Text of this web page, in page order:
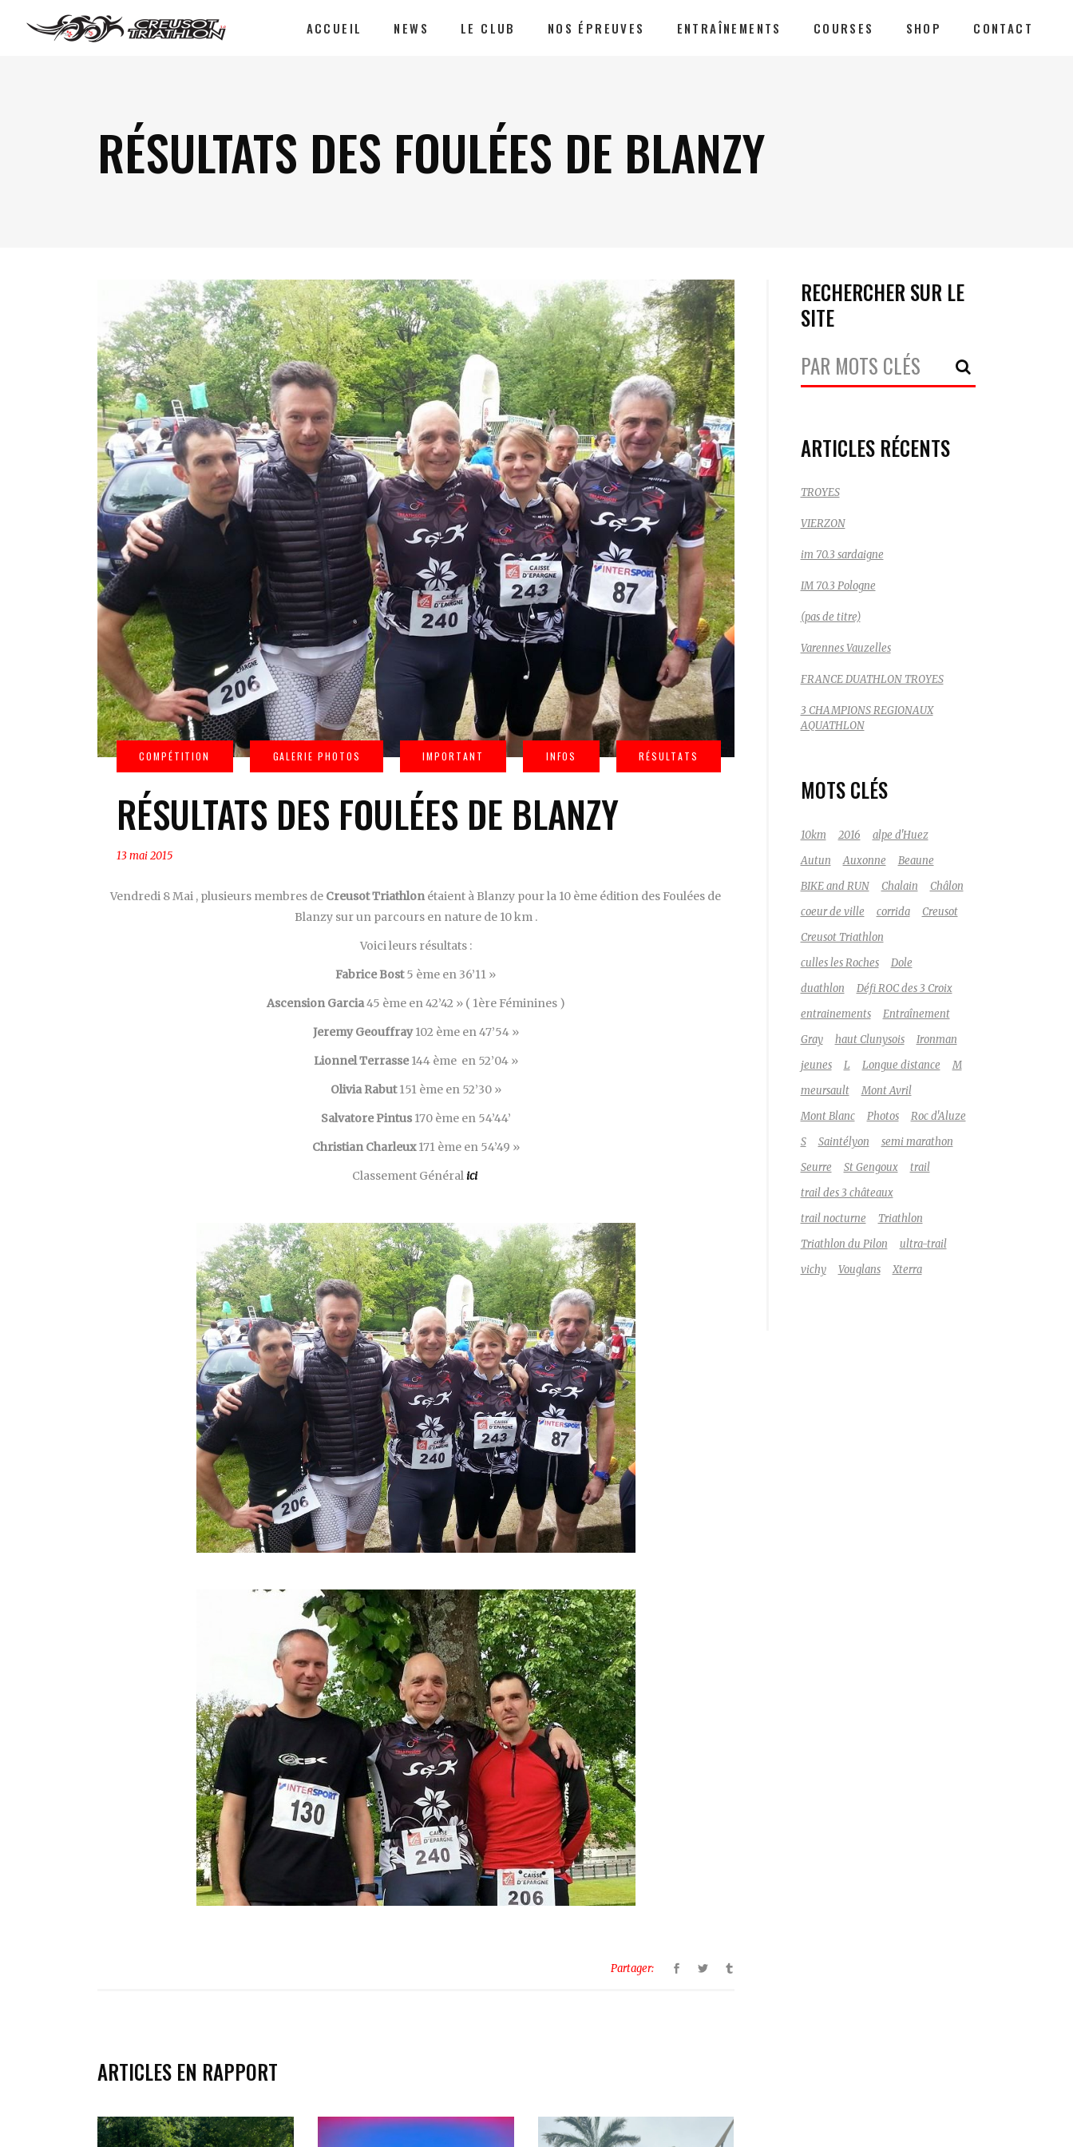
ACCUEIL NEWS LE CLUB NOS ÉPREUVES ENTRAÎNEMENTS COURSES SHOP CONTACT
RÉSULTATS DES FOULÉES DE BLANZY
RÉSULTATS DES FOULÉES DE BLANZY
13 mai 2015
Vendredi 8 Mai , plusieurs membres de Creusot Triathlonétaient à Blanzy pour la 10 ème édition des Foulées de
Blanzy sur un parcours en nature de 10 km .
Voici leurs résultats :
Fabrice Bost5 ème en 36’11 »
Ascension Garcia45 ème en 42’42 » ( 1ère Féminines )
Jeremy Geouffray102 ème en 47’54 »
Lionnel Terrasse144 ème en 52’04 »
Olivia Rabut151 ème en 52’30 »
Salvatore Pintus170 ème en 54’44’
Christian Charleux171 ème en 54’49 »
Classement Généralici
Partager:
ARTICLES EN RAPPORT
RECHERCHER SUR LE
SITE
Votre
Recherche:
ARTICLES RÉCENTS
TROYES
VIERZON
im 70.3 sardaigne
IM 70.3 Pologne
(pas de titre)
Varennes Vauzelles
FRANCE DUATHLON TROYES
3 CHAMPIONS REGIONAUX
AQUATHLON
MOTS CLÉS
10km 2016
alpe d'Huez
Autun
Auxonne
Beaune
BIKE and RUN
Chalain
Châlon
coeur de ville
corrida
Creusot
Creusot Triathlon
culles les Roches
Dole
duathlon
Défi ROC des 3 Croix
entrainements
Entraînement
Gray
haut Clunysois
Ironman
jeunes
L Longue distance
M
meursault
Mont Avril
Mont Blanc
Photos
Roc d'Aluze
S
Saintélyon
semi marathon
Seurre
St Gengoux
trail
trail des 3 châteaux
trail nocturne
Triathlon
Triathlon du Pilon
ultra-trail
vichy
Vouglans Xterra